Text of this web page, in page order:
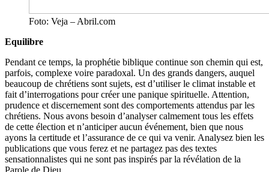
Foto: Veja – Abril.com
Equilibre
Pendant ce temps, la prophétie biblique continue son chemin qui est,
parfois, complexe voire paradoxal. Un des grands dangers, auquel
beaucoup de chrétiens sont sujets, est d’utiliser le climat instable et
fait d’interrogations pour créer une panique spirituelle. Attention,
prudence et discernement sont des comportements attendus par les
chrétiens. Nous avons besoin d’analyser calmement tous les effets
de cette élection et n’anticiper aucun événement, bien que nous
ayons la certitude et l’assurance de ce qui va venir. Analysez bien les
publications que vous ferez et ne partagez pas des textes
sensationnalistes qui ne sont pas inspirés par la révélation de la
Parole de Dieu.